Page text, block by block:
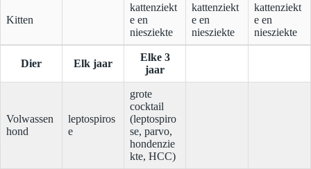
Kitten
kattenziekt
e en
niesziekte
kattenziekt
e en
niesziekte
kattenziekt
e en
niesziekte
Dier Elk jaar
Elke 3
jaar
Volwassen
hond
leptospiros
e
grote
cocktail
(leptospiro
se, parvo,
hondenzie
kte, HCC)